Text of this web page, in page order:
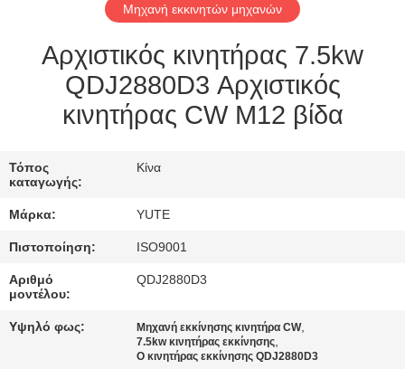
ΠΟΙΟΤΙΚΌΣ
ΈΛΕΓΧΟΣ
ΣΕ
ΕΠΑΦΉ
ΜΕ
ΖΗΤΉΣΤΕ
ΑΠΌΣΠΑΣΜΑ
Μηχανή εκκινητών μηχανών
Αρχιστικός κινητήρας 7.5kw
QDJ2880D3 Αρχιστικός
κινητήρας CW M12 βίδα
Τόπος
καταγωγής:
Κίνα
Μάρκα: YUTE
Πιστοποίηση: ISO9001
Αριθμό
μοντέλου:
QDJ2880D3
Υψηλό φως: Μηχανή εκκίνησης κινητήρα CW,
7.5kw κινητήρας εκκίνησης,
Ο κινητήρας εκκίνησης QDJ2880D3